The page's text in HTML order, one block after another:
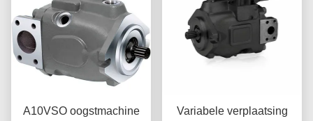
A10VSO oogstmachine
Variabele verplaatsing